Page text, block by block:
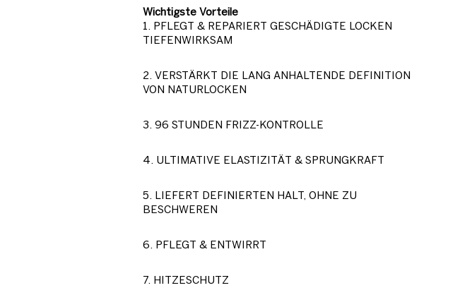
Wichtigste Vorteile
1. PFLEGT & REPARIERT GESCHÄDIGTE LOCKEN
TIEFENWIRKSAM
2. VERSTÄRKT DIE LANG ANHALTENDE DEFINITION
VON NATURLOCKEN
3. 96 STUNDEN FRIZZ-KONTROLLE
4. ULTIMATIVE ELASTIZITÄT & SPRUNGKRAFT
5. LIEFERT DEFINIERTEN HALT, OHNE ZU
BESCHWEREN
6. PFLEGT & ENTWIRRT
7. HITZESCHUTZ